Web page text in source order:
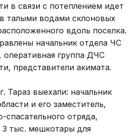
в связи с потеплением идет
талыми водами склоновых
вдоль поселка.
начальник отдела ЧС
оперативная группа ДЧС
представители акимата.
Тараз выехали: начальник
и его заместитель,
спасательного отряда,
3 тыс. мешкотары для